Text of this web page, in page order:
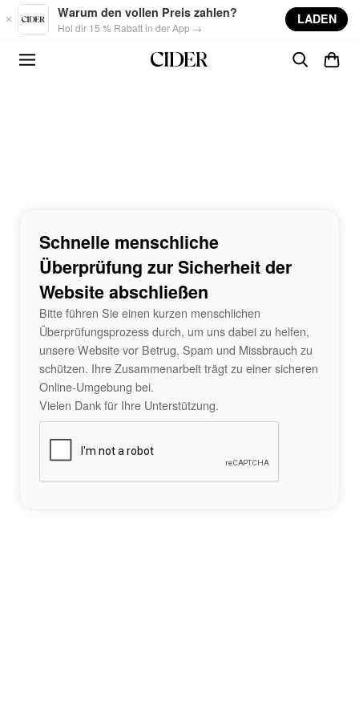
Skip to main content
Warum den vollen Preis zahlen?
Hol dir 15 % Rabatt in der App →
LADEN
Schnelle menschliche
Überprüfung zur Sicherheit der
Website abschließen
Bitte führen Sie einen kurzen menschlichen
Überprüfungsprozess durch, um uns dabei zu helfen,
unsere Website vor Betrug, Spam und Missbrauch zu
schützen. Ihre Zusammenarbeit trägt zu einer sicheren
Online-Umgebung bei.
Vielen Dank für Ihre Unterstützung.